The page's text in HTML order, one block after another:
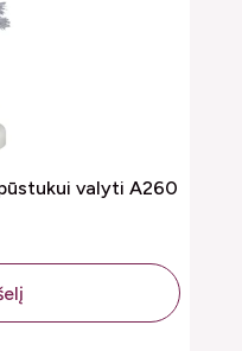
valyti A260